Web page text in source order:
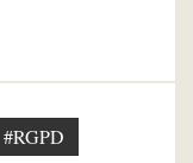
#RGPD